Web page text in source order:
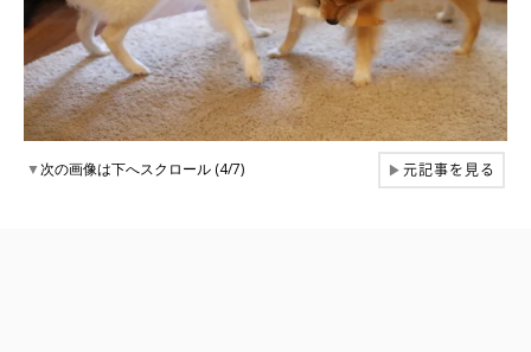
▼次の画像は下へスクロール (4/7) ▶元記事を見る